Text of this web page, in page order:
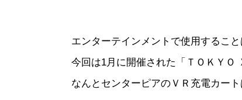
エンターテインメントで使用するこ
今回は1月に開催された「ＴＯＫＹＯ
なんとセンターピアのＶＲ充電カー